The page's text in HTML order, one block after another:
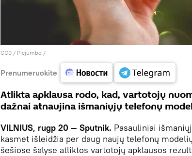
CC0 / Picjumbo /
Prenumeruokite
Atlikta apklausa rodo, kad, vartotojų
dažnai atnaujina išmaniųjų telefonų
VILNIUS, rugp 20 — Sputnik. Pasauliniai
kasmet išleidžia per daug naujų telefonų
šešiose šalyse atliktos vartotojų apklausos